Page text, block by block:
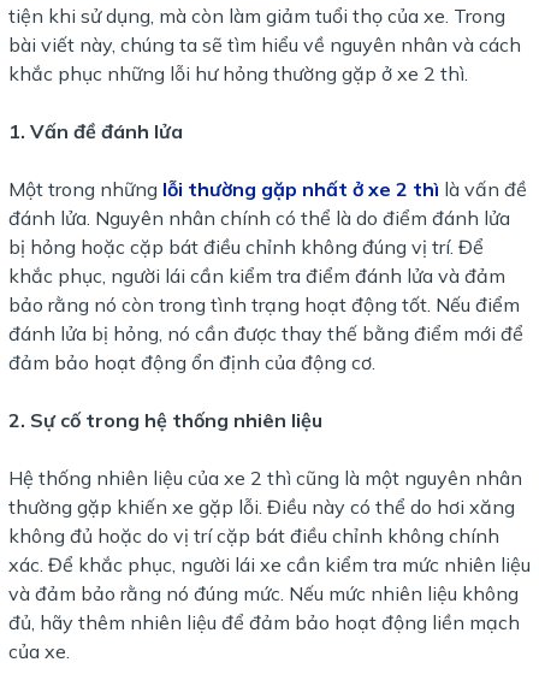
tiện khi sử dụng, mà còn làm giảm tuổi thọ của xe. Trong
bài viết này, chúng ta sẽ tìm hiểu về nguyên nhân và cách
khắc phục những lỗi hư hỏng thường gặp ở xe 2 thì.
1. Vấn đề đánh lửa
Một trong những lỗi thường gặp nhất ở xe 2 thì là vấn đề
đánh lửa. Nguyên nhân chính có thể là do điểm đánh lửa
bị hỏng hoặc cặp bát điều chỉnh không đúng vị trí. Để
khắc phục, người lái cần kiểm tra điểm đánh lửa và đảm
bảo rằng nó còn trong tình trạng hoạt động tốt. Nếu điểm
đánh lửa bị hỏng, nó cần được thay thế bằng điểm mới để
đảm bảo hoạt động ổn định của động cơ.
2. Sự cố trong hệ thống nhiên liệu
Hệ thống nhiên liệu của xe 2 thì cũng là một nguyên nhân
thường gặp khiến xe gặp lỗi. Điều này có thể do hơi xăng
không đủ hoặc do vị trí cặp bát điều chỉnh không chính
xác. Để khắc phục, người lái xe cần kiểm tra mức nhiên liệu
và đảm bảo rằng nó đúng mức. Nếu mức nhiên liệu không
đủ, hãy thêm nhiên liệu để đảm bảo hoạt động liền mạch
của xe.